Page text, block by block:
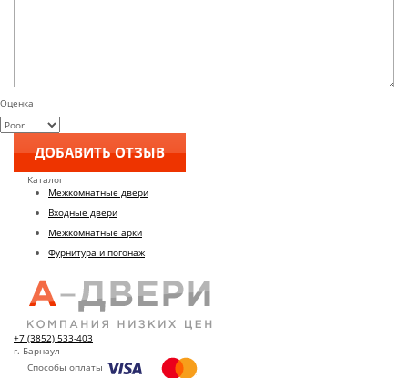
Оценка
Каталог
Межкомнатные двери
Входные двери
Межкомнатные арки
Фурнитура и погонаж
+7 (3852) 533-403
г. Барнаул
Способы оплаты